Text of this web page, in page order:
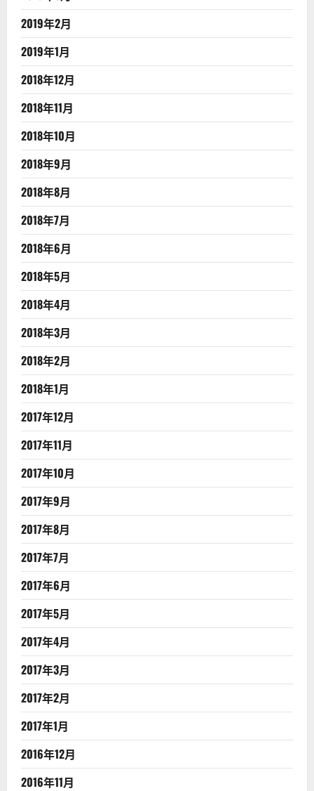
2019年2月
2019年1月
2018年12月
2018年11月
2018年10月
2018年9月
2018年8月
2018年7月
2018年6月
2018年5月
2018年4月
2018年3月
2018年2月
2018年1月
2017年12月
2017年11月
2017年10月
2017年9月
2017年8月
2017年7月
2017年6月
2017年5月
2017年4月
2017年3月
2017年2月
2017年1月
2016年12月
2016年11月